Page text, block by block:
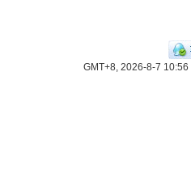
GMT+8, 2026-8-7 10:56